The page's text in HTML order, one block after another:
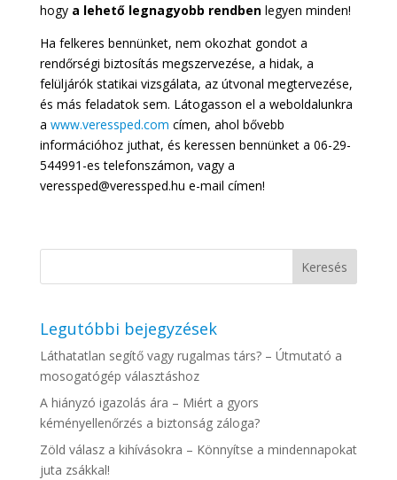
hogya lehető legnagyobb rendbenlegyen minden!
Ha felkeres bennünket, nem okozhat gondot a
rendőrségi biztosítás megszervezése, a hidak, a
felüljárók statikai vizsgálata, az útvonal megtervezése,
és más feladatok sem. Látogasson el a weboldalunkra
a www.veressped.com címen, ahol bővebb
információhoz juthat, és keressen bennünket a 06-29-
544991-es telefonszámon, vagy a
veressped@veressped.hu e-mail címen!
Legutóbbi bejegyzések
Láthatatlan segítő vagy rugalmas társ? – Útmutató a
mosogatógép választáshoz
A hiányzó igazolás ára – Miért a gyors
kéményellenőrzés a biztonság záloga?
Zöld válasz a kihívásokra – Könnyítse a mindennapokat
juta zsákkal!